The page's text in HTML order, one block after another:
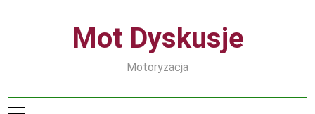
Mot Dyskusje
Motoryzacja